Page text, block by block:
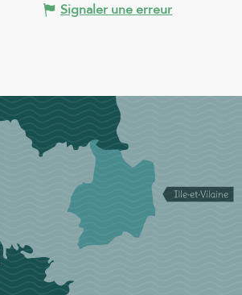
Signaler une erreur